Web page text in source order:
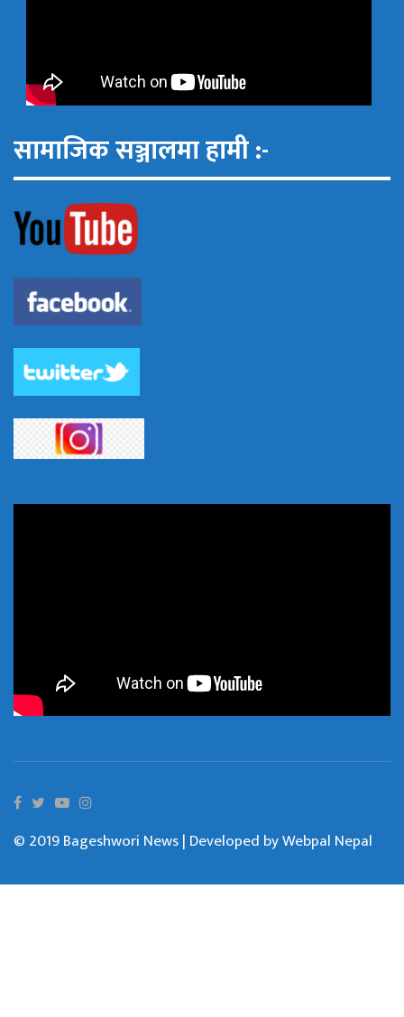
सामाजिक सञ्जालमा हामी :-
© 2019 Bageshwori News | Developed byWebpal Nepal